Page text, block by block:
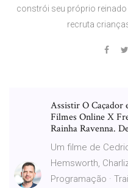
constrói seu próprio reinado
recruta
Assistir O Caçador
Filmes Online X
Rainha Ravenna.
Um filme de
Hemsworth,
Programação ·